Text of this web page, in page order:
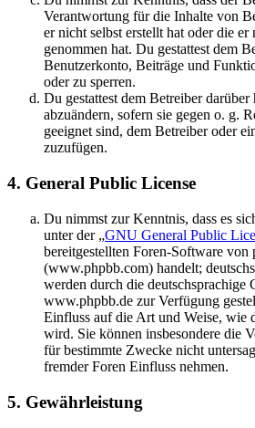
Verantwortung für die Inhalte von
er nicht selbst erstellt hat oder die
genommen hat. Du gestattest dem
Benutzerkonto, Beiträge und
oder zu sperren.
Du gestattest dem Betreiber
abzuändern, sofern sie gegen o. g.
geeignet sind, dem Betreiber oder
zuzufügen.
4. General Public License
Du nimmst zur Kenntnis, dass es
unter der „GNU General Public
bereitgestellten Foren-Software
(www.phpbb.com) handelt;
werden durch die deutschsprachige
www.phpbb.de zur Verfügung
Einfluss auf die Art und Weise, wie
wird. Sie können insbesondere die
für bestimmte Zwecke nicht
fremder Foren Einfluss nehmen.
5. Gewährleistung